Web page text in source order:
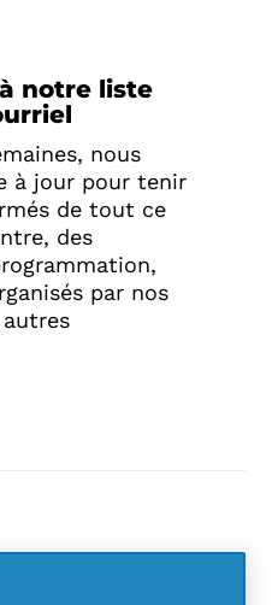
notre liste
nous
à jour pour tenir
de tout ce
des
par nos